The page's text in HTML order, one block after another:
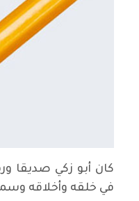
كان أبو زكي صديقا
في خلقه وأخلاقه